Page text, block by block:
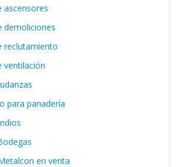
ascensores
demoliciones
reclutamiento
ventilación
para panadería
en venta